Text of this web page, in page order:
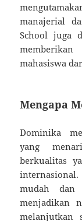
manajerial
School juga
mahasiswa
Mengapa
Dominika
yang
berkualitas
mudah
menjadikan
melanjutkan